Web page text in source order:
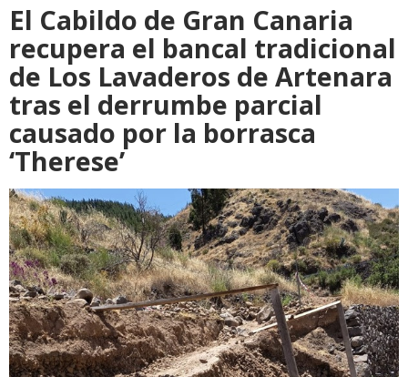
El Cabildo de Gran Canaria
recupera el bancal tradicional
de Los Lavaderos de Artenara
tras el derrumbe parcial
causado por la borrasca
‘Therese’